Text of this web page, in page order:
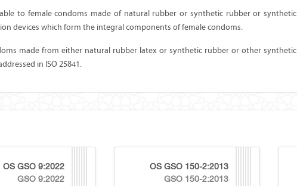
to female condoms made of natural rubber or synthetic rubber or synthetic
devices which form the integral components of female condoms.
made from either natural rubber latex or synthetic rubber or other synthetic
in ISO 25841.
OS GSO 150-2:2013
GSO 150-2:2013
OS GSO 9:2022
GSO 9:2022